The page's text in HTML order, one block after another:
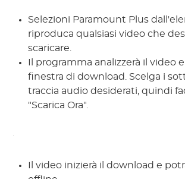
Selezioni Paramount Plus
riproduca qualsiasi video che
scaricare.
Il programma analizzerà il video
finestra di download. Scelga i
traccia audio desiderati, quindi
"Scarica Ora".
Il video inizierà il download e